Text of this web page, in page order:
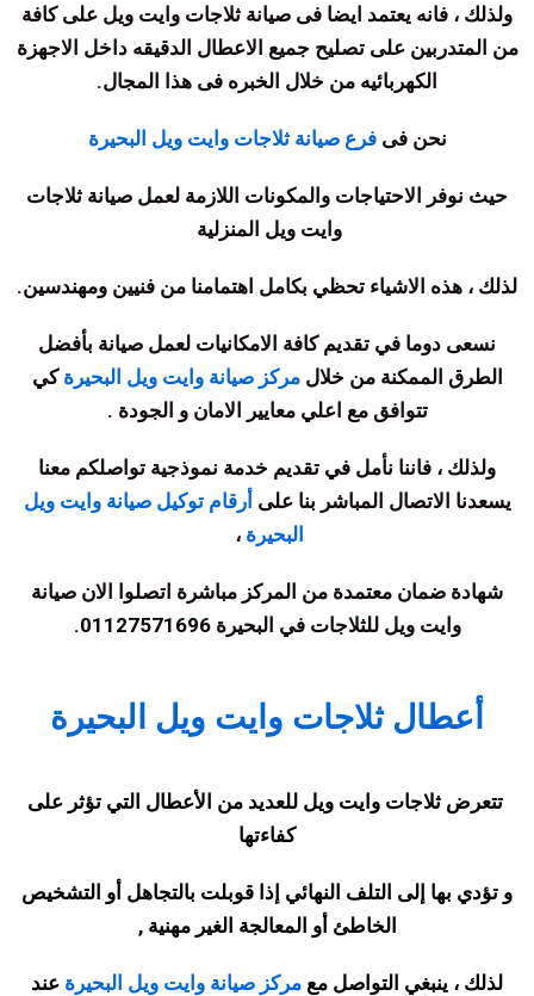
ولذلك ، فانه يعتمد ايضا فى صيانة ثلاجات وايت ويل على كافة
من المتدربين على تصليح جميع الاعطال الدقيقه داخل الاجهزة
الكهربائيه من خلال الخبره فى هذا المجال.
نحن فىفرع صيانة ثلاجات وايت ويل البحيرة
حيث نوفر الاحتياجات والمكونات اللازمة لعمل صيانة ثلاجات
وايت ويل المنزلية
لذلك ، هذه الاشياء تحظي بكامل اهتمامنا من فنيين ومهندسين.
نسعى دوما في تقديم كافة الامكانيات لعمل صيانة بأفضل
الطرق الممكنة من خلالمركز صيانة وايت ويل البحيرة كي
تتوافق مع اعلي معايير الامان و الجودة .
ولذلك ، فاننا نأمل في تقديم خدمة نموذجية تواصلكم معنا
يسعدنا الاتصال المباشر بنا علىأرقام توكيل صيانة وايت ويل
البحيرة ،
شهادة ضمان معتمدة من المركز مباشرة اتصلوا الان صيانة
وايت ويل للثلاجات في البحيرة 01127571696
.
أعطال ثلاجات وايت ويل البحيرة
تتعرض ثلاجات وايت ويل للعديد من الأعطال التي تؤثر على
كفاءتها
و تؤدي بها إلى التلف النهائي إذا قوبلت بالتجاهل أو التشخيص
الخاطئ أو المعالجة الغير مهنية ,
لذلك ، ينبغي التواصل مع مركز صيانة وايت ويل البحيرة عند